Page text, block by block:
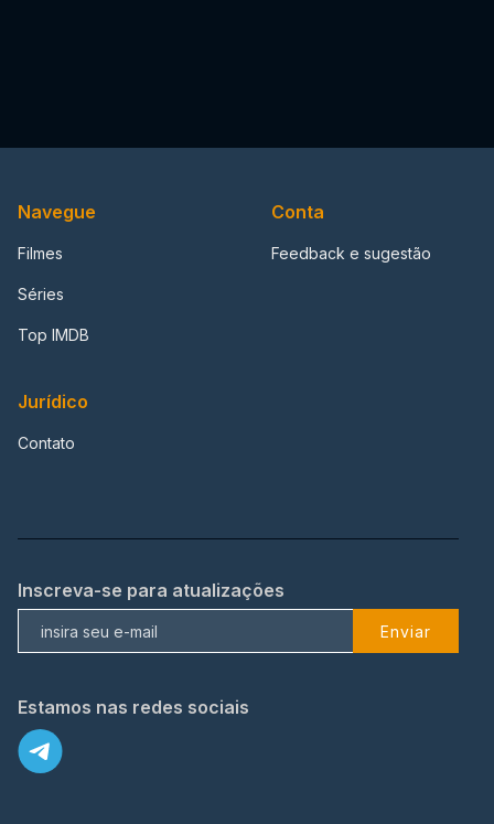
Navegue
Filmes
Séries
Top IMDB
Conta
Feedback e sugestão
Jurídico
Contato
Inscreva-se para atualizações
Enviar
Estamos nas redes sociais